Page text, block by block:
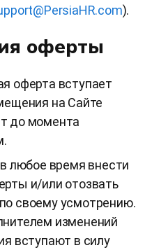
).
оферты
оферта вступает
на Сайте
до момента
любое время внести
и/или отозвать
своему усмотрению.
изменений
вступают в силу